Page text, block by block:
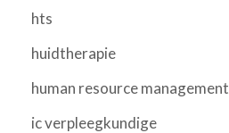
hts
huidtherapie
human resource management
ic verpleegkundige